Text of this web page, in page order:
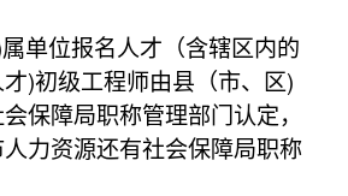
单位报名人才（含辖区内的
)初级工程师由县（市、区)
保障局职称管理部门认定，
力资源还有社会保障局职称